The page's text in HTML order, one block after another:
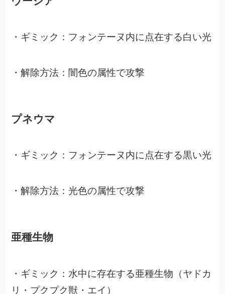
・ギミック：フォンテーヌ内に点在する白い光
・解除方法：闇色の属性で攻撃
プネウマ
・ギミック：フォンテーヌ内に点在する黒い光
・解除方法：光色の属性で攻撃
亜種生物
・ギミック：水中に存在する亜種生物（ヤドカ
リ・プクプク獣・エイ）